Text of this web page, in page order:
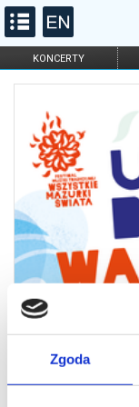
Zgoda
KONCERTY
FILHARMONIA
DLA DZIECI
2026